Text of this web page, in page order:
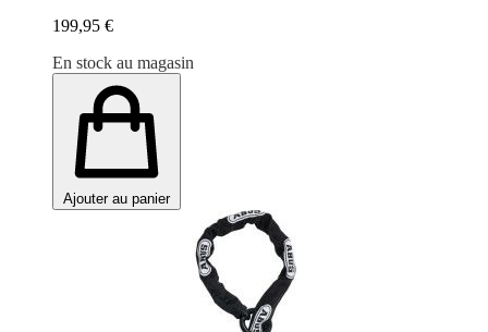
199,95 €
En stock au magasin
Ajouter au panier